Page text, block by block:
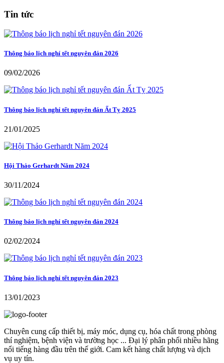
Tin tức
Thông báo lịch nghỉ tết nguyên đán 2026
09/02/2026
Thông báo lịch nghỉ tết nguyên đán Ất Tỵ 2025
21/01/2025
Hội Thảo Gerhardt Năm 2024
30/11/2024
Thông báo lịch nghỉ tết nguyên đán 2024
02/02/2024
Thông báo lịch nghỉ tết nguyên đán 2023
13/01/2023
Chuyên cung cấp thiết bị, máy móc, dụng cụ, hóa chất trong phòng
thí nghiệm, bệnh viện và trường học ... Đại lý phân phối nhiều hãng
nổi tiếng hàng đầu trên thế giới. Cam kết hàng chất lượng và dịch
vụ uy tín.